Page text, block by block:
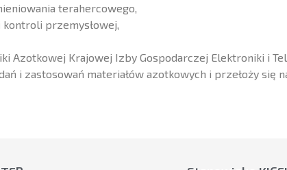
terahercowego,
przemysłowej,
Azotkowej Krajowej Izby Gospodarczej Elektroniki i
i zastosowań materiałów azotkowych i przełoży się